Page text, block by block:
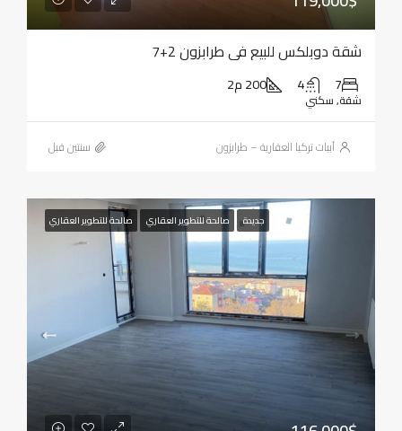
شقة دوبلكس للبيع في طرابزون 2+7
7
4 200 م2
شقة, سكني
أبيات تركيا العقارية – طرابزون ‏سنتين قبل
جديدة صالحة للتطوير العقاري صالحة للتطوير العقاري